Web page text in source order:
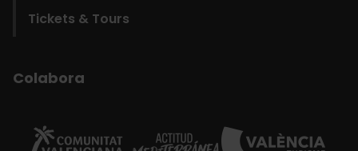
Tickets & Tours
Colabora